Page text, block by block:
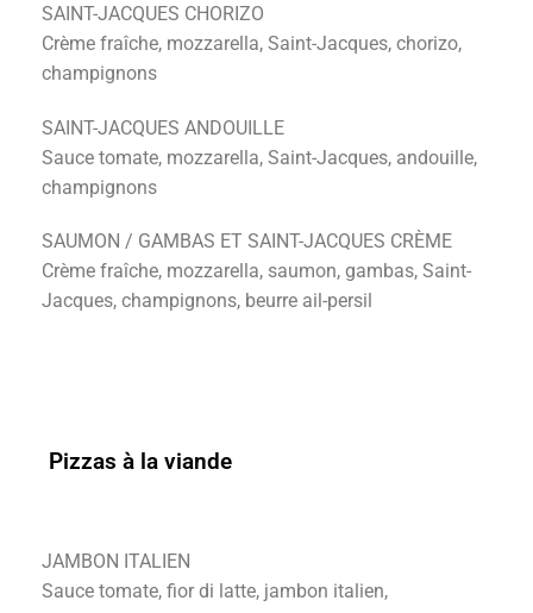
SAINT-JACQUES CHORIZO
Crème fraîche, mozzarella, Saint-Jacques, chorizo,
champignons
SAINT-JACQUES ANDOUILLE
Sauce tomate, mozzarella, Saint-Jacques, andouille,
champignons
SAUMON / GAMBAS ET SAINT-JACQUES CRÈME
Crème fraîche, mozzarella, saumon, gambas, Saint-
Jacques, champignons, beurre ail-persil
Pizzas à la viande
JAMBON ITALIEN
Sauce tomate, fior di latte, jambon italien,